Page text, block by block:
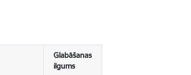
Glabāšanas
ilgums